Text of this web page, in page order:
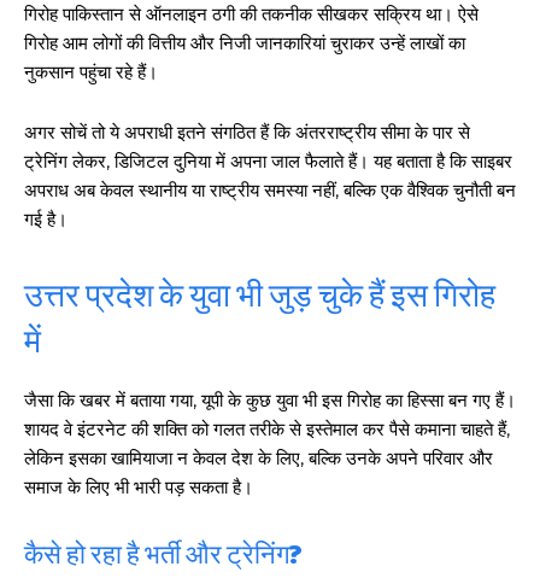
गिरोह पाकिस्तान से ऑनलाइन ठगी की तकनीक सीखकर सक्रिय था। ऐसे
गिरोह आम लोगों की वित्तीय और निजी जानकारियां चुराकर उन्हें लाखों का
नुकसान पहुंचा रहे हैं।
अगर सोचें तो ये अपराधी इतने संगठित हैं कि अंतरराष्ट्रीय सीमा के पार से
ट्रेनिंग लेकर, डिजिटल दुनिया में अपना जाल फैलाते हैं। यह बताता है कि साइबर
अपराध अब केवल स्थानीय या राष्ट्रीय समस्या नहीं, बल्कि एक वैश्विक चुनौती बन
गई है।
उत्तर प्रदेश के युवा भी जुड़ चुके हैं इस गिरोह
में
जैसा कि खबर में बताया गया, यूपी के कुछ युवा भी इस गिरोह का हिस्सा बन गए हैं।
शायद वे इंटरनेट की शक्ति को गलत तरीके से इस्तेमाल कर पैसे कमाना चाहते हैं,
लेकिन इसका खामियाजा न केवल देश के लिए, बल्कि उनके अपने परिवार और
समाज के लिए भी भारी पड़ सकता है।
कैसे हो रहा है भर्ती और ट्रेनिंग?